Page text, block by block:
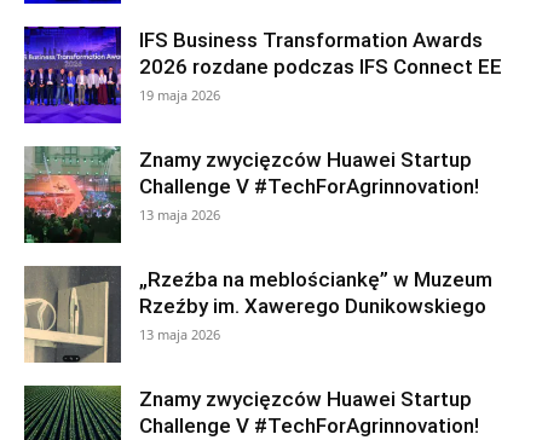
IFS Business Transformation Awards
2026 rozdane podczas IFS Connect EE
19 maja 2026
Znamy zwycięzców Huawei Startup
Challenge V #TechForAgrinnovation!
13 maja 2026
„Rzeźba na meblościankę” w Muzeum
Rzeźby im. Xawerego Dunikowskiego
13 maja 2026
Znamy zwycięzców Huawei Startup
Challenge V #TechForAgrinnovation!